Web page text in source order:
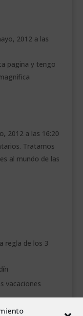
2012 a las
pagina y tengo
2012 a las 16:20
Tratamos
al mundo de las
regla de los 3
vacaciones